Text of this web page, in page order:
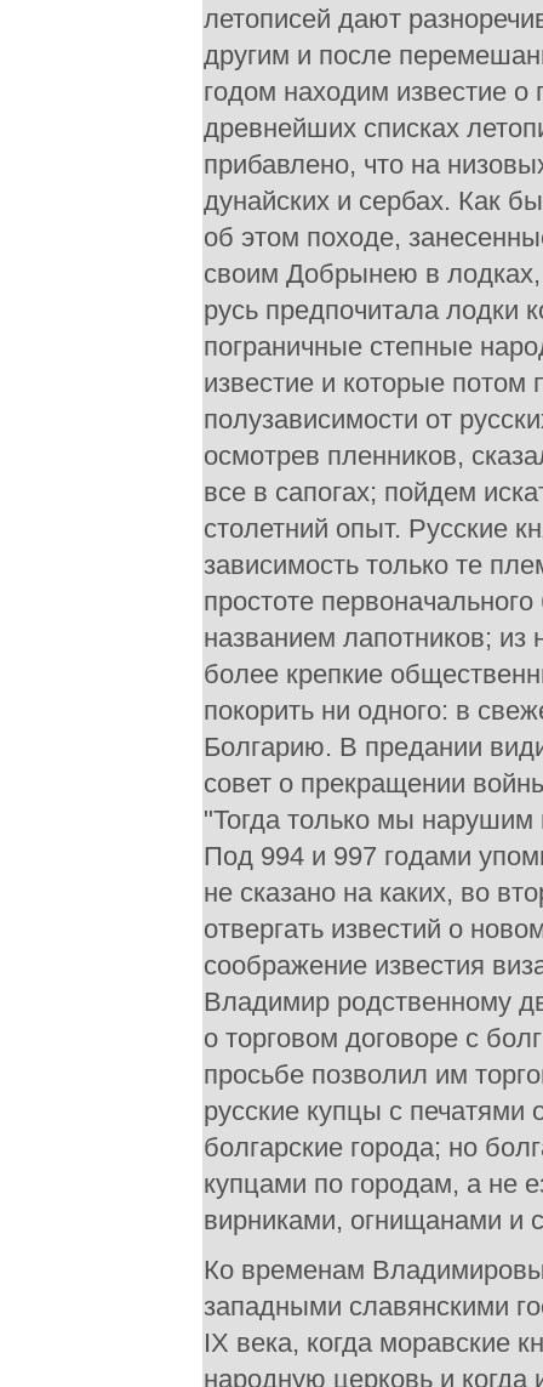
летописей дают
другим и после
годом находим известие
древнейших списках
прибавлено, что на
дунайских и сербах. Как
об этом походе,
своим Добрынею в лодках,
русь предпочитала лодки
пограничные степные
известие и которые потом
полузависимости от
осмотрев пленников,
все в сапогах; пойдем
столетний опыт. Русские
зависимость только те
простоте
названием лапотников;
более крепкие
покорить ни одного: в
Болгарию. В предании
совет о прекращении
"Тогда только мы нарушим
Под 994 и 997 годами
не сказано на каких, во
отвергать известий о
соображение известия
Владимир родственному
о торговом договоре с
просьбе позволил им
русские купцы с печатями
болгарские города; но
купцами по городам, а не
вирниками, огнищанами и
Ко временам
западными славянскими
IX века, когда моравские
народную церковь и